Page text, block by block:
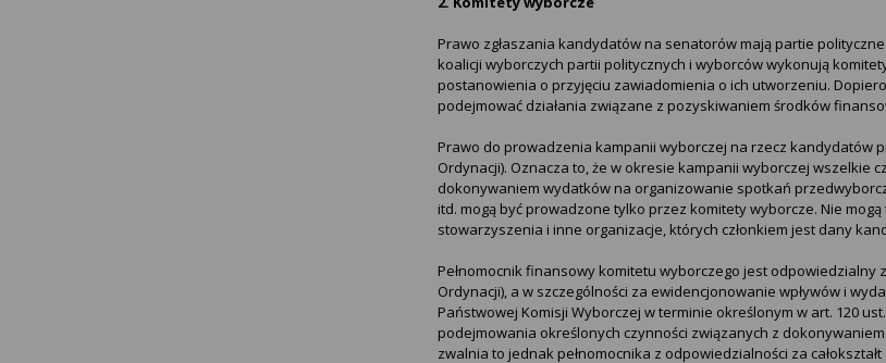
Prawo zgłaszania kandydatów na senatorów mają partie
koalicji wyborczych partii politycznych i wyborców wykonują
postanowienia o przyjęciu zawiadomienia o ich utworzeniu.
podejmować działania związane z pozyskiwaniem środków
Prawo do prowadzenia kampanii wyborczej na rzecz kandydatów
Ordynacji). Oznacza to, że w okresie kampanii wyborczej wszelkie
dokonywaniem wydatków na organizowanie spotkań
itd. mogą być prowadzone tylko przez komitety wyborcze. Nie
stowarzyszenia i inne organizacje, których członkiem jest dany
Pełnomocnik finansowy komitetu wyborczego jest
Ordynacji), a w szczególności za ewidencjonowanie wpływów i
Państwowej Komisji Wyborczej w terminie określonym w art. 120
podejmowania określonych czynności związanych z
zwalnia to jednak pełnomocnika z odpowiedzialności za